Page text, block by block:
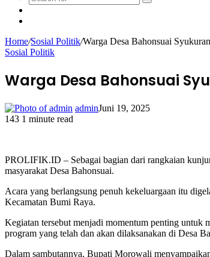
Search
Home/Sosial Politik/Warga Desa Bahonsuai
Sosial Politik
Warga Desa Bahonsuai
adminJuni 19, 2025
143 1 minute read
PROLIFIK.ID – Sebagai bagian dari rangkaian
masyarakat Desa Bahonsuai.
Acara yang berlangsung penuh kekeluargaan itu
Kecamatan Bumi Raya.
Kegiatan tersebut menjadi momentum penting untuk
program yang telah dan akan dilaksanakan di Desa
Dalam sambutannya, Bupati Morowali